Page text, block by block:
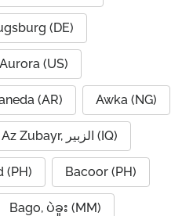
(DE)
Aurora (US)
(AR) Awka (NG)
Az Zubayr, الزبير (IQ)
(PH) Bacoor (PH)
Bago, ပဲခူး (MM)